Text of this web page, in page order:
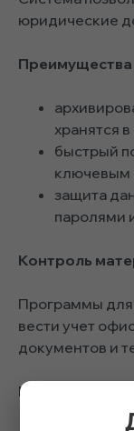
юридические
Преимущества
хранятся
быстрый
ключевым
защита
паролями
Контроль
Программы для
вести учет
документов и
Преимущества